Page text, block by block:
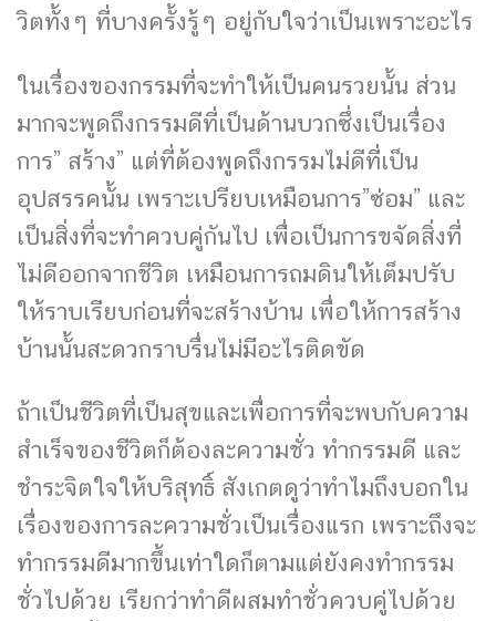
วิตทั้งๆ ที่บางครั้งรู้ๆ อยู่กับใจว่าเป็นเพราะอะไร
ในเรื่องของกรรมที่จะทำให้เป็นคนรวยนั้น ส่วน
มากจะพูดถึงกรรมดีที่เป็นด้านบวกซึ่งเป็นเรื่อง
การ” สร้าง” แต่ที่ต้องพูดถึงกรรมไม่ดีที่เป็น
อุปสรรคนั้น เพราะเปรียบเหมือนการ”ซ่อม” และ
เป็นสิ่งที่จะทำควบคู่กันไป เพื่อเป็นการขจัดสิ่งที่
ไม่ดีออกจากชีวิต เหมือนการถมดินให้เต็มปรับ
ให้ราบเรียบก่อนที่จะสร้างบ้าน เพื่อให้การสร้าง
บ้านนั้นสะดวกราบรื่นไม่มีอะไรติดขัด
ถ้าเป็นชีวิตที่เป็นสุขและเพื่อการที่จะพบกับความ
สำเร็จของชีวิตก็ต้องละความชั่ว ทำกรรมดี และ
ชำระจิตใจให้บริสุทธิ์ สังเกตดูว่าทำไมถึงบอกใน
เรื่องของการละความชั่วเป็นเรื่องแรก เพราะถึงจะ
ทำกรรมดีมากขึ้นเท่าใดก็ตามแต่ยังคงทำกรรม
ชั่วไปด้วย เรียกว่าทำดีผสมทำชั่วควบคู่ไปด้วย